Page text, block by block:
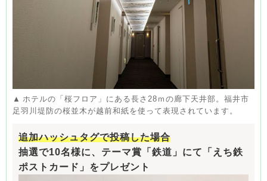
ホテルの「桜フロア」にある長さ28ｍの廊下天井部。福井市
足羽川堤防の桜並木が越前和紙を使って表現されています。
追加ハッシュタグで投稿した場合
抽選で10名様に、テーマ賞「鉄道」にて「えち鉄
ポストカード」をプレゼント